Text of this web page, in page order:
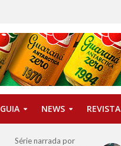
GUIA NEWS REVISTA
Série narrada por